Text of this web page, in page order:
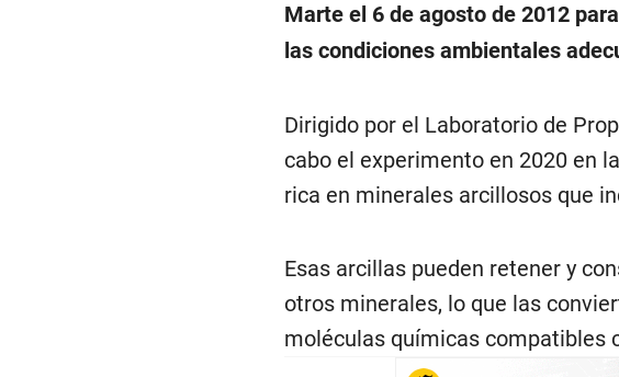
Marte el 6 de agosto de 2012
las condiciones ambientales
Dirigido por el Laboratorio de
cabo el experimento en 2020 en
rica en minerales arcillosos que
Esas arcillas pueden retener y
otros minerales, lo que las
moléculas químicas compatibles